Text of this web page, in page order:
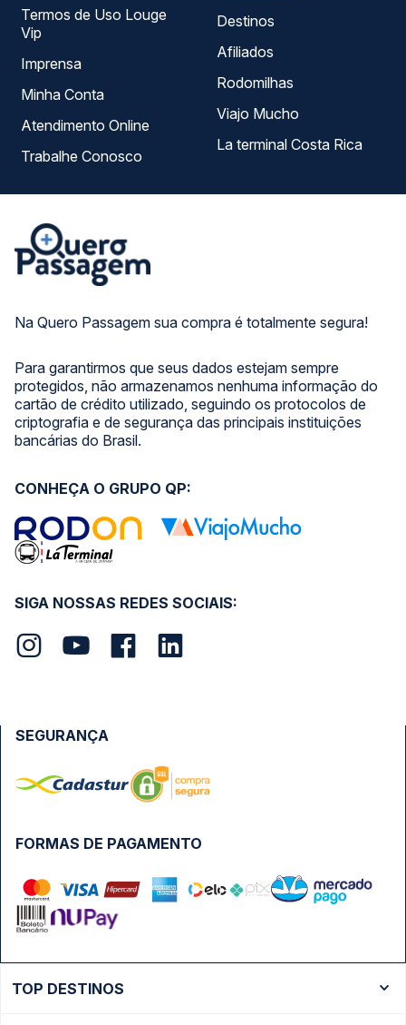
Na Quero Passagem sua compra é totalmente segura!
Para garantirmos que seus dados estejam sempre
protegidos, não armazenamos nenhuma informação do
cartão de crédito utilizado, seguindo os protocolos de
criptografia e de segurança das principais instituições
bancárias do Brasil.
Termos de Uso Louge
Vip
Imprensa
Minha Conta
Atendimento Online
Trabalhe Conosco
Destinos
Afiliados
Rodomilhas
Viajo Mucho
La terminal Costa Rica
SIGA NOSSAS REDES SOCIAIS:
CONHEÇA O GRUPO QP:
FORMAS DE PAGAMENTO
SEGURANÇA
TOP DESTINOS